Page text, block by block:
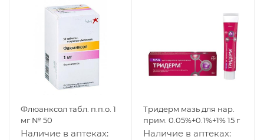
Флюанксол табл. п.п.о. 1
мг № 50
Наличие в аптеках:
Тридерм мазь для нар.
прим. 0.05%+0.1%+1% 15 г
Наличие в аптеках: